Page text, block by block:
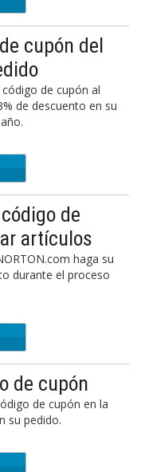
cupón del
de cupón al
de descuento en su
de
artículos
haga su
durante el proceso
de cupón
de cupón en la
su pedido.